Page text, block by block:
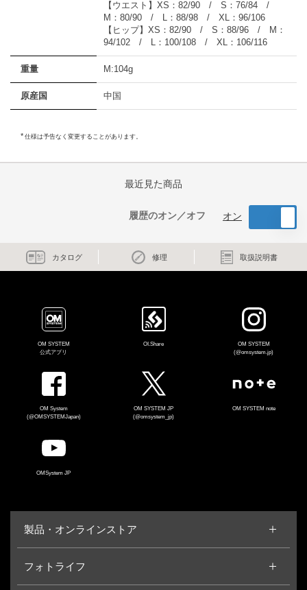
【ウエスト】XS：82/90 / S：76/84 /
M：80/90 / L：88/98 / XL：96/106
【ヒップ】XS：82/90 / S：88/96 / M：
94/102 / L：100/108 / XL：106/116
重量 M:104g
原産国 中国
仕様は予告なく変更することがあります。
最近見た商品
履歴のオン／オフ オン
カタログ 修理 取扱説明書
OM SYSTEM
公式アプリ
OI.Share
OM SYSTEM
(@omsystem.jp)
OM System
(@OMSYSTEMJapan)
OM SYSTEM JP
(@omsystem_jp)
OM SYSTEM note
OMSystem JP
製品・オンラインストア
フォトライフ